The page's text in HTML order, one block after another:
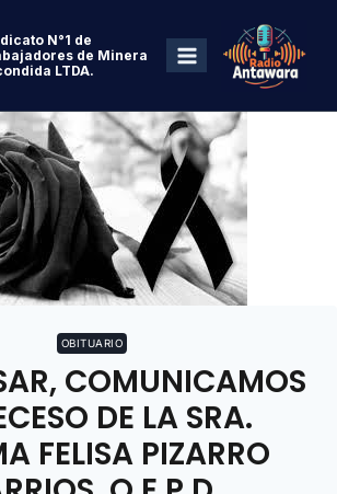
N°1 de
de Minera
LTDA.
OBITUARIO
COMUNICAMOS
DE LA SRA.
FELISA PIZARRO